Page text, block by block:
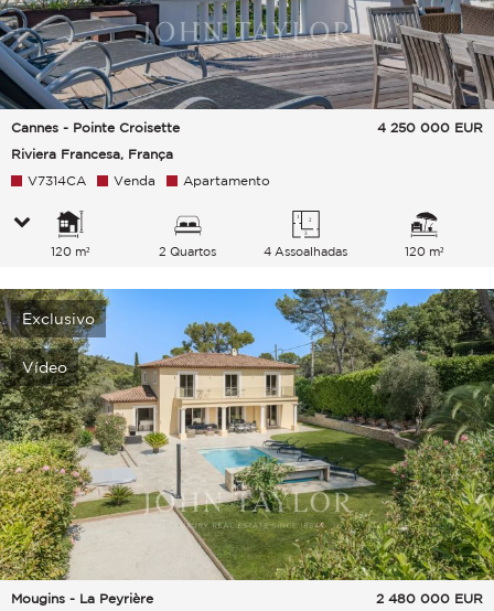
Cannes - Pointe Croisette
Riviera Francesa, França
4 250 000 EUR
V7314CA Venda Apartamento
120 m² 2 Quartos 4 Assoalhadas 120 m²
Exclusivo
Vídeo
Mougins - La Peyrière
2 480 000 EUR